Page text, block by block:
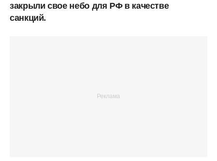
закрыли свое небо для РФ в качестве
санкций.